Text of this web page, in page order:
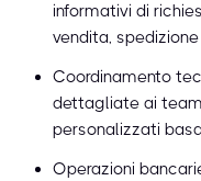
informativi di
vendita,
Coordinamento
dettagliate ai team
personalizzati
Operazioni